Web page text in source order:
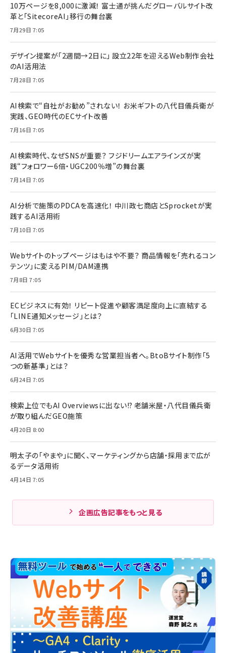
10万ページを8,000に激減！ 富士通が挑んだグローバルサイト改
革と「SitecoreAI」移行の舞台裏
7月29日 7:05
デザイン提案が「2週間→2日に」 設立22年を迎えるWeb制作会社
のAI活用法
7月28日 7:05
AI検索で“自社がお勧め”されない！ お米ギフトの八代目儀兵衛が
実践、GEO時代のECサイト改善
7月16日 7:05
AI検索時代、なぜSNSが重要？ フジドリームエアラインズが実
践“フォロワー6倍・UGC200％増”の舞台裏
7月14日 7:05
AI分析で施策のPDCAを高速化！ 中川政七商店とSprocketが実
践するAI活用術
7月10日 7:05
Webサイトのトップページはもはや不要？ 商品情報を「売れるコン
テンツ」に変えるPIM/DAM連携
7月8日 7:05
ECビジネスに有効！ リピート促進や顧客満足度向上に直結する
「LINE通知メッセージ」とは？
6月30日 7:05
AI活用でWebサイトを優秀な営業担当者へ。BtoBサイト制作「5
つの新基準」とは？
6月24日 7:05
検索上位でもAI Overviewsに出ない!? 老舗米屋・八代目儀兵衛
が取り組んだGEO施策
4月20日 8:00
明太子の「やまや」に聞く、マーケティングから店舗・採用まで広が
るデータ活用術
4月14日 7:05
企画広告記事をもっと見る